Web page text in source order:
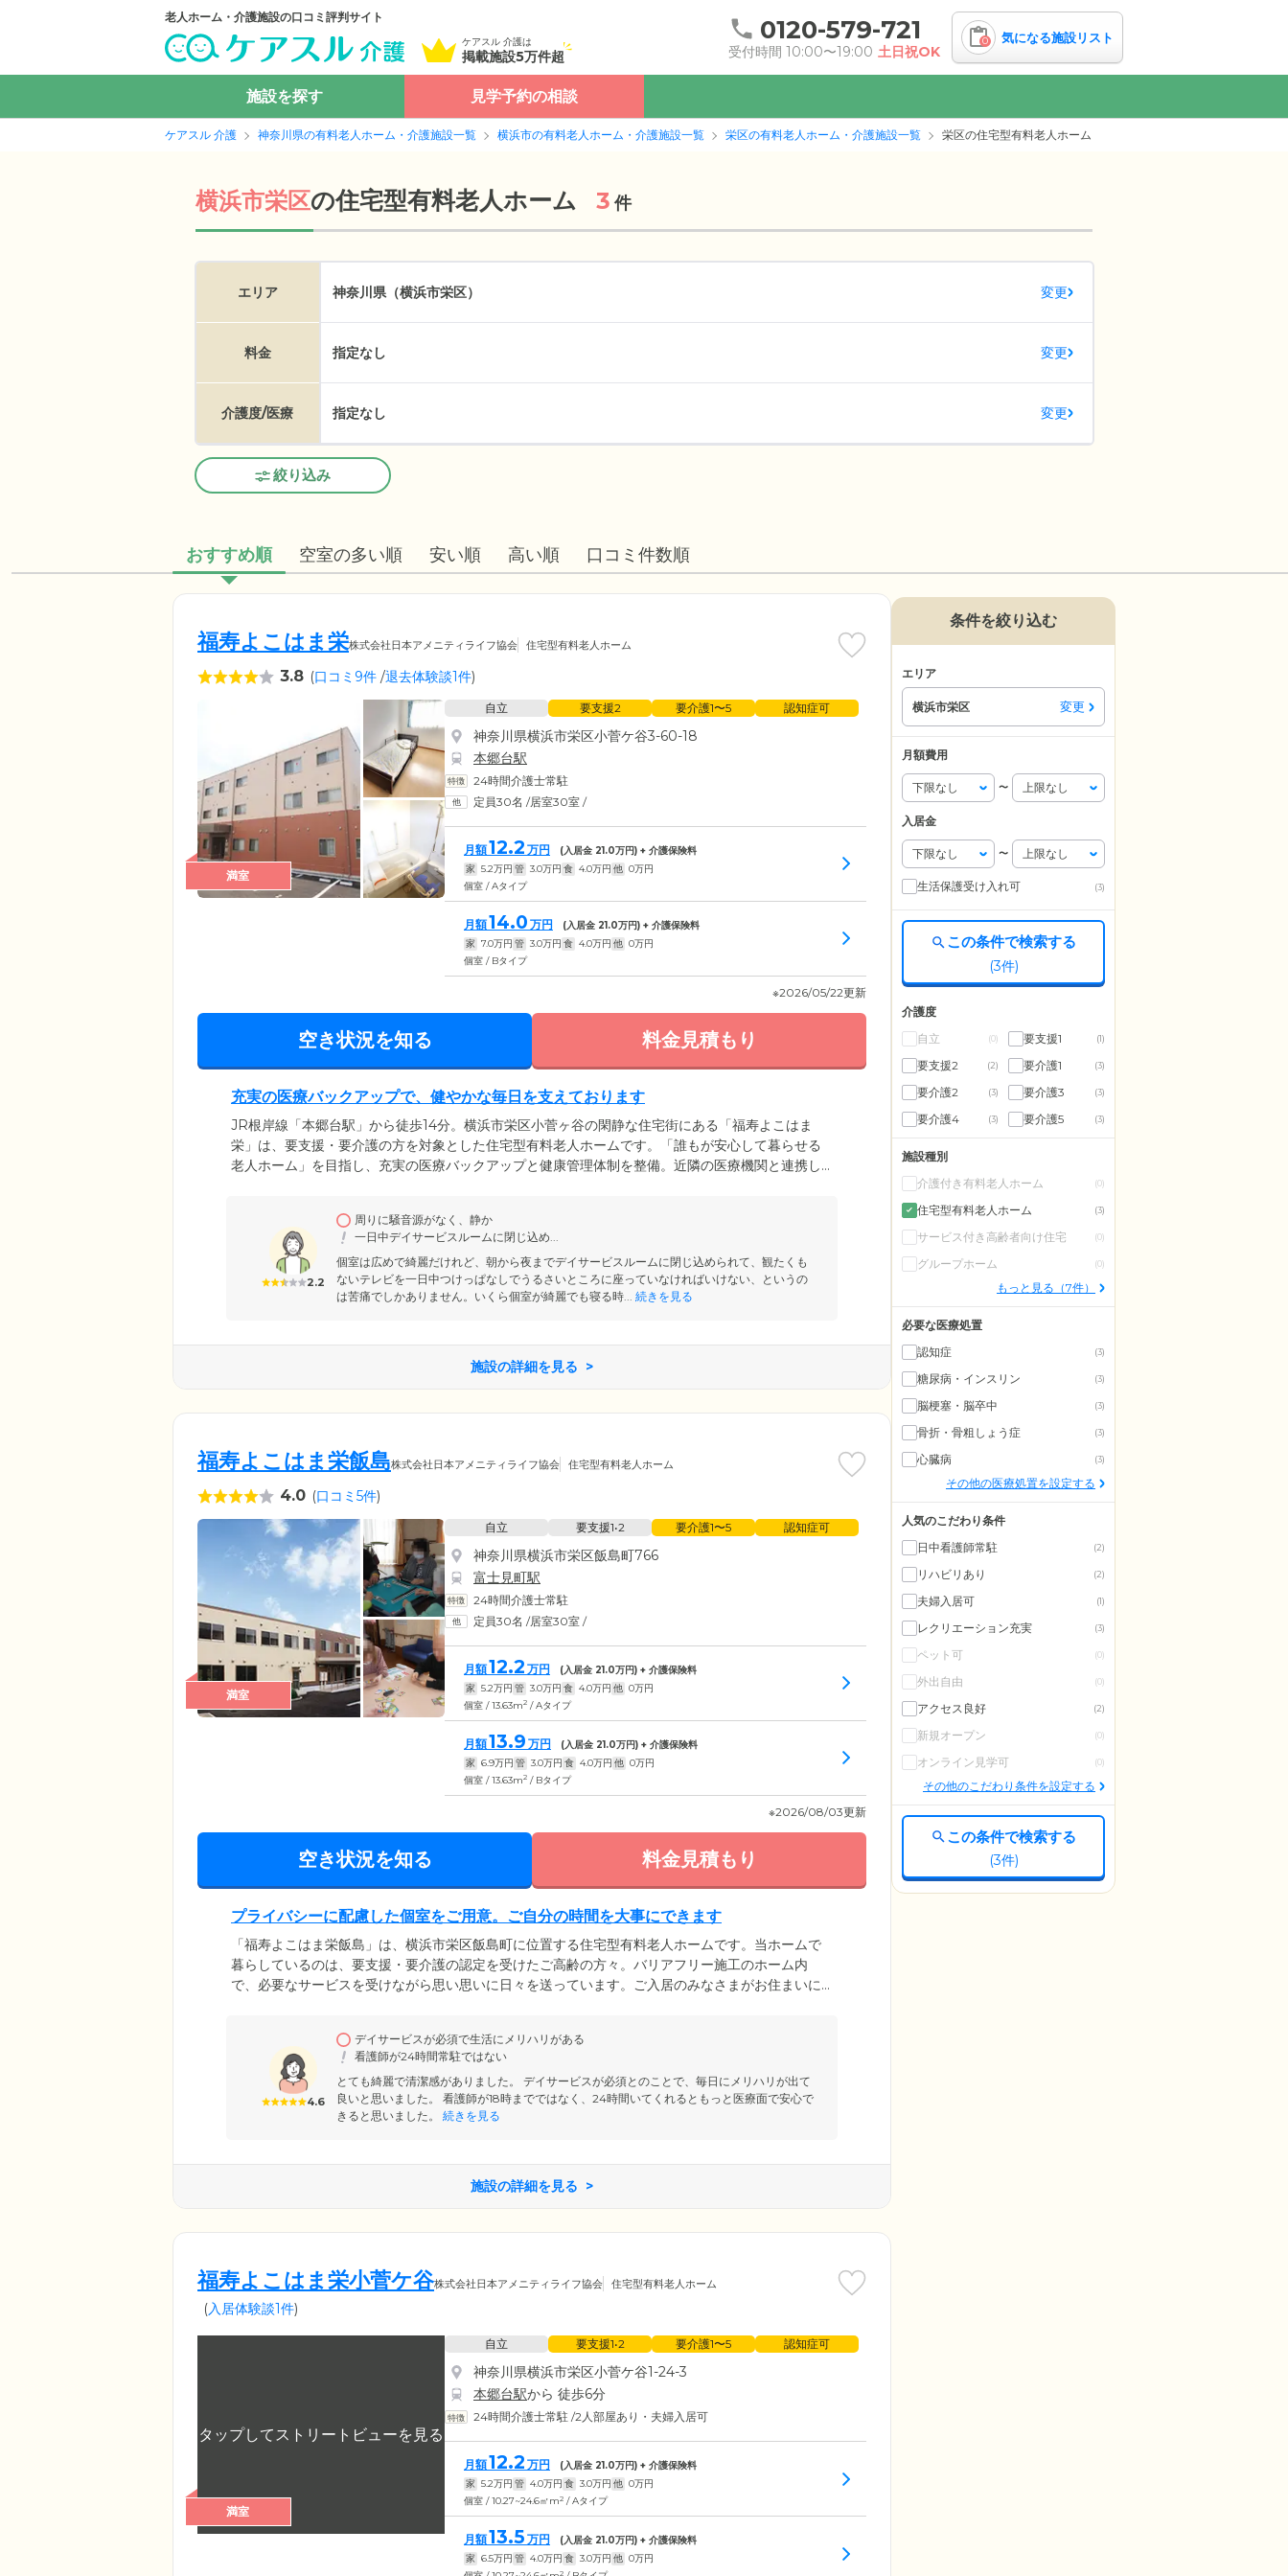
老人ホーム・介護施設の口コミ評判サイト
ケアスル 介護は
掲載施設5万件超
0120-579-721
受付時間 10:00〜19:00 土日祝OK
0 気になる施設リスト
施設を探す 見学予約の相談
ケアスル 介護 神奈川県の有料老人ホーム・介護施設一覧 横浜市の有料老人ホーム・介護施設一覧 栄区の有料老人ホーム・介護施設一覧 栄区の住宅型有料老人ホーム
横浜市栄区の住宅型有料老人ホーム 3 件
エリア 神奈川県（横浜市栄区） 変更
料金 指定なし 変更
介護度/医療 指定なし 変更
絞り込み
おすすめ順 空室の多い順 安い順 高い順 口コミ件数順
福寿よこはま栄株式会社日本アメニティライフ協会 住宅型有料老人ホーム
3.8 (口コミ9件 /退去体験談1件)
満室
自立 要支援2 要介護1〜5 認知症可
神奈川県横浜市栄区小菅ケ谷3-60-18
本郷台駅
24時間介護士常駐
定員30名 /居室30室 /
月額12.2 万円 (入居金 21.0万円) + 介護保険料
家 5.2万円 管 3.0万円 食 4.0万円 他 0万円
個室 / Aタイプ
月額14.0 万円 (入居金 21.0万円) + 介護保険料
家 7.0万円 管 3.0万円 食 4.0万円 他 0万円
個室 / Bタイプ
※2026/05/22更新
空き状況を知る 料金見積もり
充実の医療バックアップで、健やかな毎日を支えております
JR根岸線「本郷台駅」から徒歩14分。横浜市栄区小菅ヶ谷の閑静な住宅街にある「福寿よこはま
栄」は、要支援・要介護の方を対象とした住宅型有料老人ホームです。「誰もが安心して暮らせる
老人ホーム」を目指し、充実の医療バックアップと健康管理体制を整備。近隣の医療機関と連携し
ご用意。ご入居者様それぞれのライフスタイルに合わせてお選びいただけます。
2.2
周りに騒音源がなく、静か
一日中デイサービスルームに閉じ込め...
個室は広めで綺麗だけれど、朝から夜までデイサービスルームに閉じ込められて、観たくも
ないテレビを一日中つけっぱなしでうるさいところに座っていなければいけない、というの
は苦痛でしかありません。いくら個室が綺麗でも寝る時...
続きを見る
施設の詳細を見る
福寿よこはま栄飯島株式会社日本アメニティライフ協会 住宅型有料老人ホーム
4.0 (口コミ5件)
満室
自立 要支援1•2 要介護1〜5 認知症可
神奈川県横浜市栄区飯島町766
富士見町駅
24時間介護士常駐
定員30名 /居室30室 /
月額12.2 万円 (入居金 21.0万円) + 介護保険料
家 5.2万円 管 3.0万円 食 4.0万円 他 0万円
個室 / 13.63m2 / Aタイプ
月額13.9 万円 (入居金 21.0万円) + 介護保険料
家 6.9万円 管 3.0万円 食 4.0万円 他 0万円
個室 / 13.63m2 / Bタイプ
※2026/08/03更新
空き状況を知る 料金見積もり
プライバシーに配慮した個室をご用意。ご自分の時間を大事にできます
「福寿よこはま栄飯島」は、横浜市栄区飯島町に位置する住宅型有料老人ホームです。当ホームで
暮らしているのは、要支援・要介護の認定を受けたご高齢の方々。バリアフリー施工のホーム内
で、必要なサービスを受けながら思い思いに日々を送っています。ご入居のみなさまがお住まいに
ています。当ホームのよいところを感じていただけるよう精一杯サポートいたしますので、ぜひお
問い合わせください。
4.6
デイサービスが必須で生活にメリハリがある
看護師が24時間常駐ではない
とても綺麗で清潔感がありました。 デイサービスが必須とのことで、毎日にメリハリが出て
良いと思いました。 看護師が18時までではなく、24時間いてくれるともっと医療面で安心で
きると思いました。
続きを見る
施設の詳細を見る
福寿よこはま栄小菅ケ谷株式会社日本アメニティライフ協会 住宅型有料老人ホーム
(入居体験談1件)
満室
自立 要支援1•2 要介護1〜5 認知症可
神奈川県横浜市栄区小菅ケ谷1-24-3
本郷台駅から 徒歩6分
24時間介護士常駐 /2人部屋あり・夫婦入居可
月額12.2 万円 (入居金 21.0万円) + 介護保険料
家 5.2万円 管 4.0万円 食 3.0万円 他 0万円
個室 / 10.27~24.6㎡m2 / Aタイプ
月額13.5 万円 (入居金 21.0万円) + 介護保険料
家 6.5万円 管 4.0万円 食 3.0万円 他 0万円
2
条件を絞り込む
エリア
横浜市栄区 変更
月額費用
〜
入居金
〜
生活保護受け入れ可 (3)
この条件で検索する
(3件)
介護度
自立
(0) 要支援1 (1)
要支援2 (2) 要介護1 (3)
要介護2 (3) 要介護3 (3)
要介護4 (3) 要介護5 (3)
施設種別
介護付き有料老人ホーム
(0)
住宅型有料老人ホーム (3)
サービス付き高齢者向け住宅 (0)
グループホーム (0)
もっと見る（7件）
必要な医療処置
認知症
(3)
糖尿病・インスリン (3)
脳梗塞・脳卒中 (3)
骨折・骨粗しょう症 (3)
心臓病 (3)
その他の医療処置を設定する
人気のこだわり条件
日中看護師常駐
(2)
リハビリあり (2)
夫婦入居可 (1)
レクリエーション充実 (3)
ペット可 (0)
外出自由 (0)
アクセス良好 (2)
新規オープン (0)
オンライン見学可 (0)
その他のこだわり条件を設定する
この条件で検索する
(3件)